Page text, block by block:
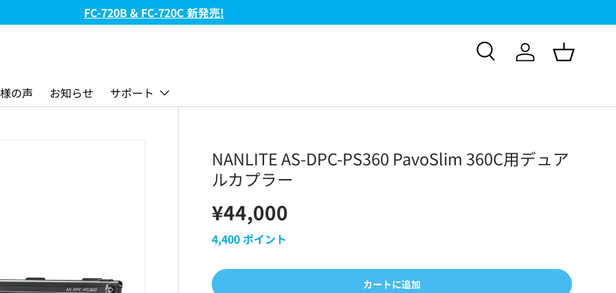
FC-720B & FC-720C 新発売!
検索 ログインバスケッ
の声 お知らせ サポート
NANLITE AS-DPC-PS360 PavoSlim 360C用デュア
ルカプラー
¥44,000
4,400ポイント
カートに追加